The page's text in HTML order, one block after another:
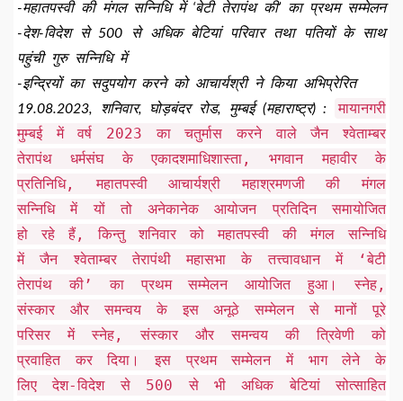
-महातपस्वी की मंगल सन्निधि में ‘बेटी तेरापंथ की’ का प्रथम सम्मेलन
-देश-विदेश से 500 से अधिक बेटियां परिवार तथा पतियों के साथ
पहुंची गुरु सन्निधि में
-इन्द्रियों का सदुपयोग करने को आचार्यश्री ने किया अभिप्रेरित
19.08.2023, शनिवार, घोड़बंदर रोड, मुम्बई (महाराष्ट्र) :
मायानगरी
मुम्बई में वर्ष 2023 का चतुर्मास करने वाले जैन श्वेताम्बर
तेरापंथ धर्मसंघ के एकादशमाधिशास्ता, भगवान महावीर के
प्रतिनिधि, महातपस्वी आचार्यश्री महाश्रमणजी की मंगल
सन्निधि में यों तो अनेकानेक आयोजन प्रतिदिन समायोजित
हो रहे हैं, किन्तु शनिवार को महातपस्वी की मंगल सन्निधि
में जैन श्वेताम्बर तेरापंथी महासभा के तत्त्वावधान में ‘बेटी
तेरापंथ की’ का प्रथम सम्मेलन आयोजित हुआ। स्नेह,
संस्कार और समन्वय के इस अनूठे सम्मेलन से मानों पूरे
परिसर में स्नेह, संस्कार और समन्वय की त्रिवेणी को
प्रवाहित कर दिया। इस प्रथम सम्मेलन में भाग लेने के
लिए देश-विदेश से 500 से भी अधिक बेटियां सोत्साहित